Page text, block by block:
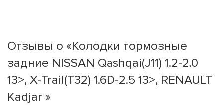
Отзывы о «Колодки тормозные
задние NISSAN Qashqai(J11) 1.2-2.0
13>, X-Trail(T32) 1.6D-2.5 13>, RENAULT
Kadjar »